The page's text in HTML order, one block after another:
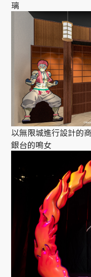
璃
以無限城進行設計的
銀台的鳴女